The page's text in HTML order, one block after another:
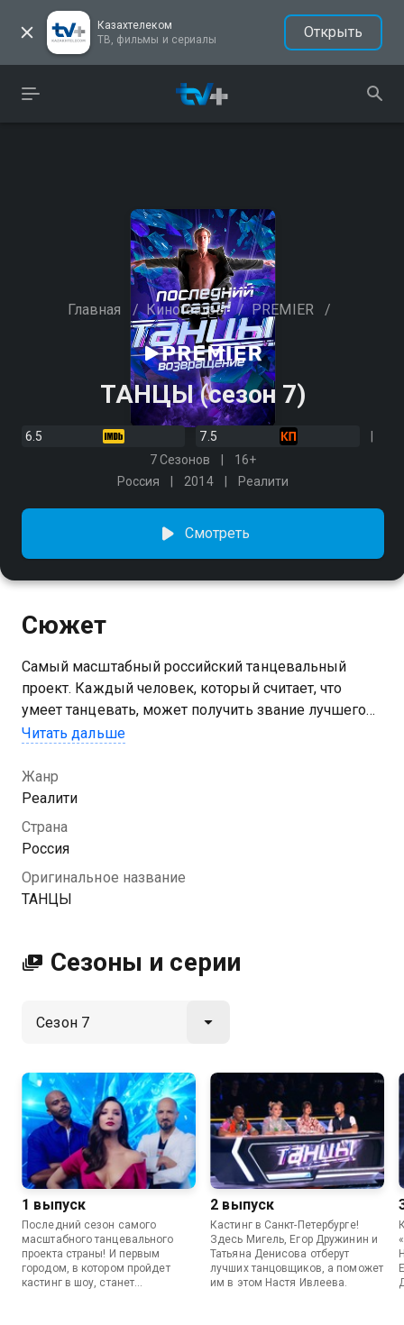
Казахтелеком
ТВ, фильмы и сериалы
Открыть
Главная / Кинотеатры / PREMIER /
ТАНЦЫ (сезон 7)
6.5
7.5
7 Сезонов
16+
Россия
2014 Реалити
Смотреть
Сюжет
Самый масштабный российский танцевальный
проект. Каждый человек, который считает, что
умеет танцевать, может получить звание лучшего
танцора страны и стать звездой.
Посмотреть онлайн 7 сезон сериала ТАНЦЫ вы
можете совершенно бесплатно в хорошем HD
качестве на Казахтелеком
Читать дальше
Жанр
Реалити
Страна
Россия
Оригинальное название
ТАНЦЫ
Сезоны и серии
1 выпуск
Последний сезон самого
масштабного танцевального
проекта страны! И первым
городом, в котором пройдет
кастинг в шоу, станет
2 выпуск
Кастинг в Санкт-Петербурге!
Здесь Мигель, Егор Дружинин и
Татьяна Денисова отберут
лучших танцовщиков, а поможет
им в этом Настя Ивлеева.